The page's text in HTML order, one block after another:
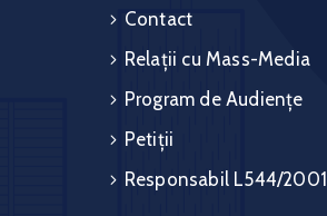
Contact
Relații cu Mass-Media
Program de Audiențe
Petiții
Responsabil L544/2001